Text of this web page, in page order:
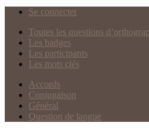
Se connecter
Toutes les questions
Les badges
Les participants
Les mots clés
Accords
Conjugaison
Général
Question de langue